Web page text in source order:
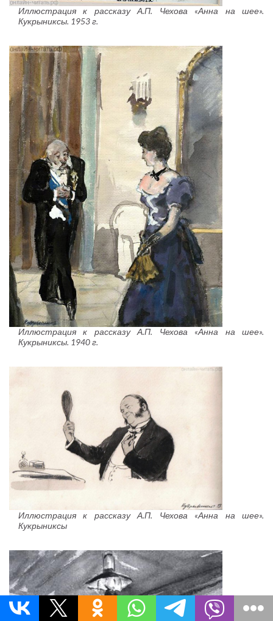
Иллюстрация к рассказу А.П. Чехова «Анна на шее».
Кукрыниксы. 1953 г.
Иллюстрация к рассказу А.П. Чехова «Анна на шее».
Кукрыниксы. 1940 г.
Иллюстрация к рассказу А.П. Чехова «Анна на шее».
Кукрыниксы